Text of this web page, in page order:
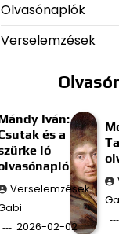
Olvasónaplók
Verselemzések
Iván:
és a
ló
Verselemzések
2026-02-02